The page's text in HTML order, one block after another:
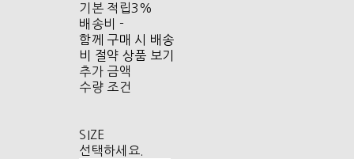
기본 적립3%
배송비 -
함께 구매 시 배송
비 절약 상품 보기
추가 금액
수량 조건
SIZE
선택하세요.